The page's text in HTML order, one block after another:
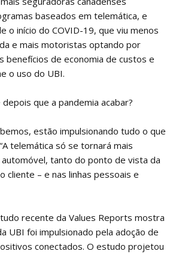
baseados em telemática, e
o início do COVID-19, que viu menos
e mais motoristas optando por
benefícios de economia de custos e
o uso do UBI.
que a pandemia acabar?
estão impulsionando tudo o que
telemática só se tornará mais
tanto do ponto de vista da
cliente – e nas linhas pessoais e
recente da Values ​​Reports mostra
UBI foi impulsionado pela adoção de
conectados. O estudo projetou